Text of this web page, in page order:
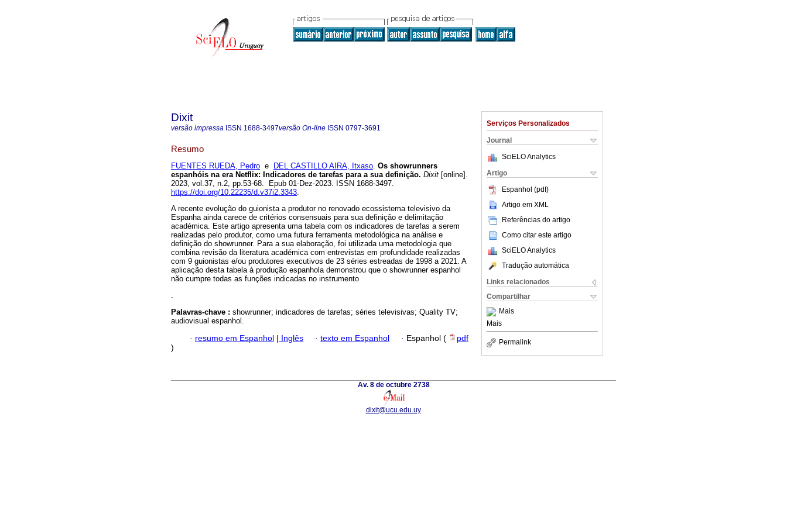
Serviços Personalizados
Journal
SciELO Analytics
Artigo
Espanhol (pdf)
Artigo em XML
Referências do artigo
Como citar este artigo
SciELO Analytics
Tradução automática
Links relacionados
Compartilhar
Mais
Mais
Permalink
Dixit
versão impressa ISSN 1688-3497versão On-line ISSN 0797-3691
Resumo
FUENTES RUEDA, Pedro e DEL CASTILLO AIRA, Itxaso. Os showrunners
espanhóis na era Netflix: Indicadores de tarefas para a sua definição. Dixit [online].
2023, vol.37, n.2, pp.53-68. Epub 01-Dez-2023. ISSN 1688-3497.
https://doi.org/10.22235/d.v37i2.3343.
A recente evolução do guionista a produtor no renovado ecossistema televisivo da
Espanha ainda carece de critérios consensuais para sua definição e delimitação
académica. Este artigo apresenta uma tabela com os indicadores de tarefas a serem
realizadas pelo produtor, como uma futura ferramenta metodológica na análise e
definição do showrunner. Para a sua elaboração, foi utilizada uma metodologia que
combina revisão da literatura académica com entrevistas em profundidade realizadas
com 9 guionistas e/ou produtores executivos de 23 séries estreadas de 1998 a 2021. A
aplicação desta tabela à produção espanhola demonstrou que o showrunner espanhol
não cumpre todas as funções indicadas no instrumento
.
Palavras-chave : showrunner; indicadores de tarefas; séries televisivas; Quality TV;
audiovisual espanhol.
· resumo em Espanhol Inglês · texto em Espanhol · Espanhol (
pdf
)
Av. 8 de octubre 2738
dixit@ucu.edu.uy